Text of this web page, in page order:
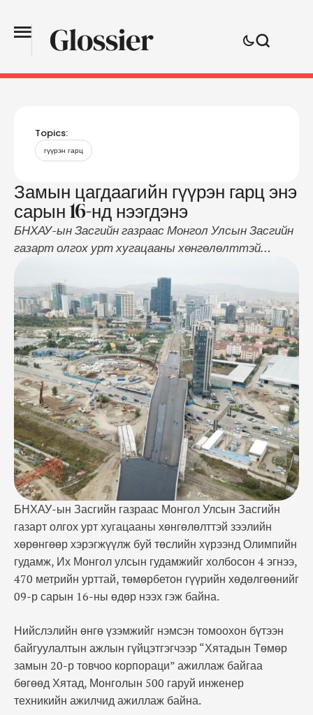
Topics:
гүүрэн гарц
Замын цагдаагийн гүүрэн гарц энэ
сарын 16-нд нээгдэнэ
БНХАУ-ын Засгийн газраас Монгол Улсын Засгийн
газарт олгох урт хугацааны хөнгөлөлттэй
хүрээнд Олимпийн гудамж, Их Монгол улсын
гудамжийг холбосон 4 эгнээ, 470 метрийн урттай,
төмөрбетон гүүрийн хөдөлгөөнийг 09-р сарын 16-
ны өдөр нээх гэж байна. Нийслэлийн өнгө үзэмжийг
нэмсэн томоохон бүтээн байгуулалтын ажлын
гүйцэтгэгчээр “Хятадын Төмөр замын 20-р
товчоо корпораци” ажиллаж …
БНХАУ-ын Засгийн газраас Монгол Улсын Засгийн
газарт олгох урт хугацааны хөнгөлөлттэй зээлийн
хөрөнгөөр хэрэгжүүлж буй төслийн хүрээнд Олимпийн
гудамж, Их Монгол улсын гудамжийг холбосон 4 эгнээ,
470 метрийн урттай, төмөрбетон гүүрийн хөдөлгөөнийг
09-р сарын 16-ны өдөр нээх гэж байна.
Нийслэлийн өнгө үзэмжийг нэмсэн томоохон бүтээн
байгуулалтын ажлын гүйцэтгэгчээр “Хятадын Төмөр
замын 20-р товчоо корпораци” ажиллаж байгаа
бөгөөд Хятад, Монголын 500 гаруй инженер
техникийн ажилчид ажиллаж байна.